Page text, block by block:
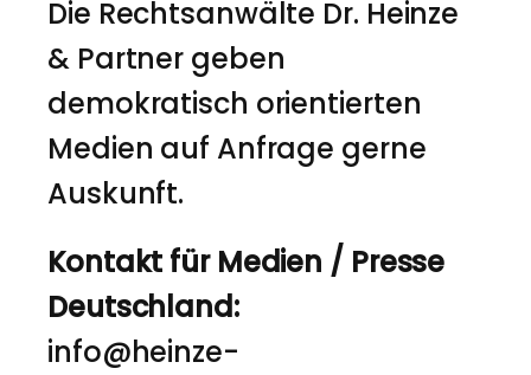
Die Rechtsanwälte Dr. Heinze
& Partner geben
demokratisch orientierten
Medien auf Anfrage gerne
Auskunft.
Kontakt für Medien / Presse
Deutschland:
info@heinze-